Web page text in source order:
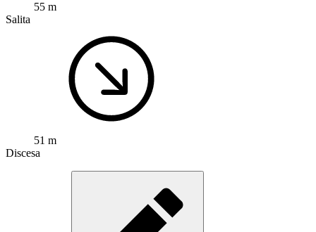
55 m
Salita
51 m
Discesa